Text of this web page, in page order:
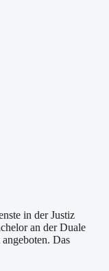
in der Justiz
an der Duale
Das